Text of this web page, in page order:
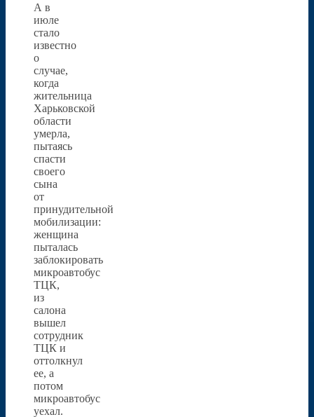
А в
июле
стало
известно
о
случае,
когда
жительница
Харьковской
области
умерла,
пытаясь
спасти
своего
сына
от
принудительной
мобилизации:
женщина
пыталась
заблокировать
микроавтобус
ТЦК,
из
салона
вышел
сотрудник
ТЦК и
оттолкнул
ее, а
потом
микроавтобус
уехал.